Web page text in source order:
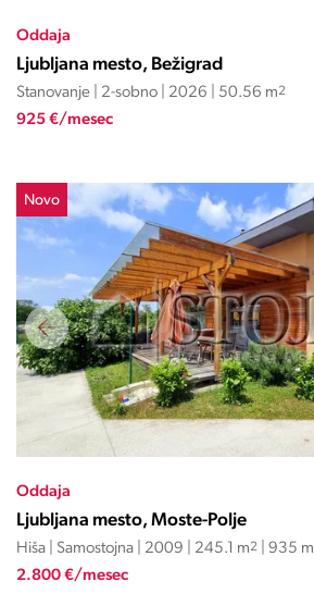
Oddaja
Ljubljana mesto, Bežigrad
Stanovanje | 2-sobno | 2026 | 50.56 m2
925 €/mesec
Novo
Oddaja
Ljubljana mesto, Moste-Polje
Hiša | Samostojna | 2009 | 245.1 m2 | 935 m
2.800 €/mesec